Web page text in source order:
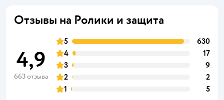
Отзывы на Ролики и защита
4,9
663 отзыва
5
630
4
17
3
9
2
2
1
5